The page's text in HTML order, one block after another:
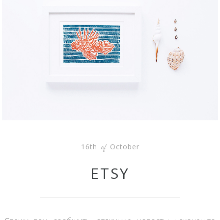
16th of October
ETSY